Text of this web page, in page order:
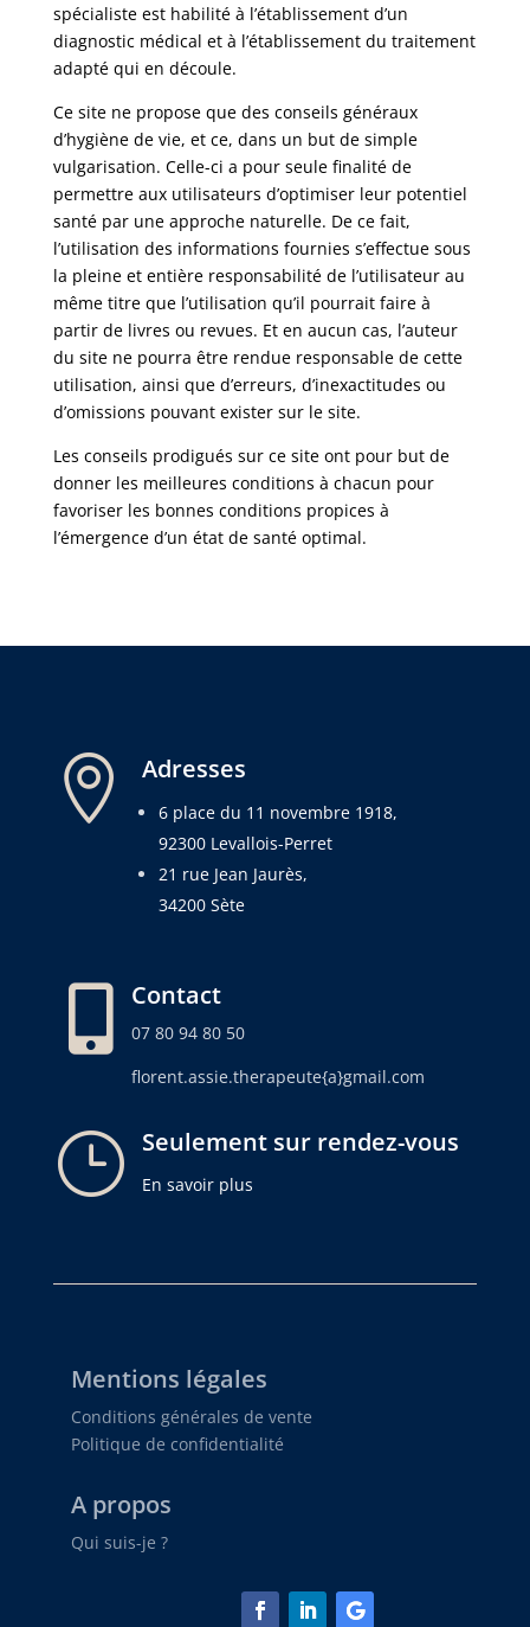
spécialiste est habilité à l’établissement d’un
diagnostic médical et à l’établissement du traitement
adapté qui en découle.
Ce site ne propose que des conseils généraux
d’hygiène de vie, et ce, dans un but de simple
vulgarisation. Celle-ci a pour seule finalité de
permettre aux utilisateurs d’optimiser leur potentiel
santé par une approche naturelle. De ce fait,
l’utilisation des informations fournies s’effectue sous
la pleine et entière responsabilité de l’utilisateur au
même titre que l’utilisation qu’il pourrait faire à
partir de livres ou revues. Et en aucun cas, l’auteur
du site ne pourra être rendue responsable de cette
utilisation, ainsi que d’erreurs, d’inexactitudes ou
d’omissions pouvant exister sur le site.
Les conseils prodigués sur ce site ont pour but de
donner les meilleures conditions à chacun pour
favoriser les bonnes conditions propices à
l’émergence d’un état de santé optimal.
 Adresses
6 place du 11 novembre 1918,
92300 Levallois-Perret
21 rue Jean Jaurès,
34200 Sète
 Contact
07 80 94 80 50
florent.assie.therapeute{a}gmail.com
} Seulement sur rendez-vous
En savoir plus
Mentions légales
Conditions générales de vente
Politique de confidentialité
A propos
Qui suis-je ?